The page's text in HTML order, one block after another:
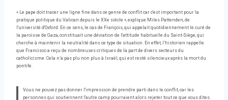
« Le pape doit tracer une ligne fine dans ce genre de conflit car c'est important pour la
pratique politique du Vatican depuis le XXe siècle », explique Miles Pattenden, de
l'université d'Oxford. En ce sens, le cas de François, qui appelait quotidiennement le curé de
la paroisse de Gaza, constituait une déviation de l'attitude habituelle du Saint-Siège, qui
cherche à maintenir la neutralité dans ce type de situation. En effet, l’historien rappelle
que Francisco a reçu de nombreuses critiques de la part de divers secteurs du
catholicisme. Cela n’a pas plu non plus à Israël, qui est resté silencieux après la mort du
pontife.
Vous ne pouvez pas donner l'impression de prendre parti dans le conflit, car les
personnes qui soutiennent l'autre camp pourraient alors rejeter tout ce que vous dites.